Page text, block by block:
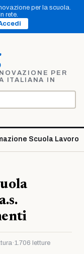
per la scuola.
rete.
PER
ITALIANA IN
Scuola Lavoro
·1.706 letture